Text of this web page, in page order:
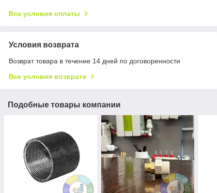
Все условия оплаты
Условия возврата
Возврат товара в течение 14 дней по договоренности
Все условия возврата
Подобные товары компании